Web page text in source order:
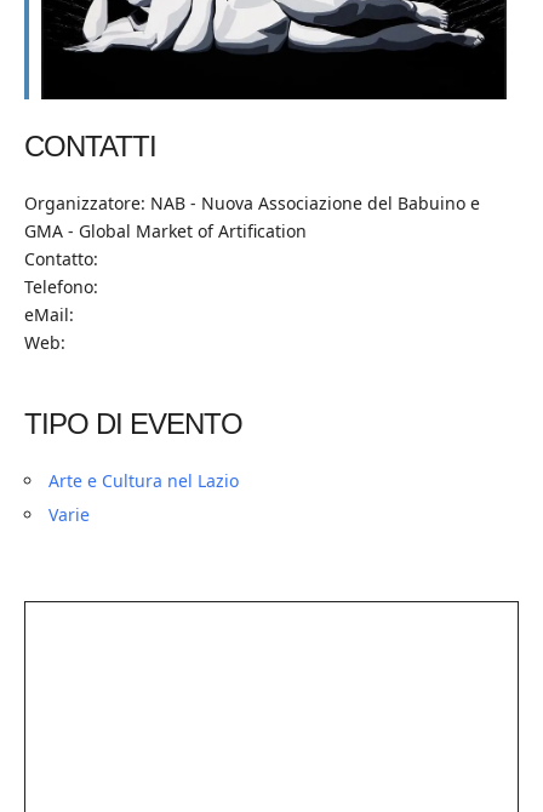
CONTATTI
Organizzatore: NAB - Nuova Associazione del Babuino e
GMA - Global Market of Artification
Contatto:
Telefono:
eMail:
Web:
TIPO DI EVENTO
Arte e Cultura nel Lazio
Varie